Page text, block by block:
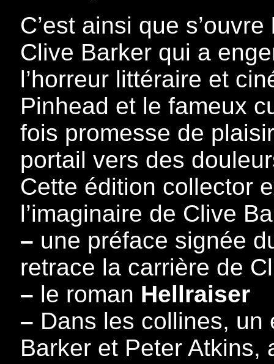
C’est ainsi que s’ouvre
Clive Barker qui a
l’horreur littéraire et
Pinhead et le fameux
fois promesse de
portail vers des
Cette édition collector
l’imaginaire de Clive
– une préface signée
retrace la carrière de
– le roman Hellraiser
– Dans les collines, un
Barker et Peter Atkins,